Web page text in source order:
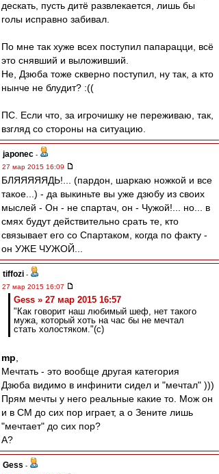
дескать, пусть дитё развлекается, лишь бы
голы исправно забивал.
По мне так хуже всех поступил папарацци, всё
это снявший и выложивший.
Не, Дзюба тоже скверно поступил, ну так, а кто
нынче не блудит? :((
ПС. Если что, за игрочишку не переживаю, так,
взгляд со стороны на ситуацию.
japonec -
27 мар 2015 16:09
БЛЯЯЯЯЯДЬ!... (пардон, шаркаю ножкой и все
такое...) - да выкиньте вы уже дзюбу из своих
мыслей - Он - не спартач, он - Чужой!... но... в
смях будут действительно срать те, кто
связывает его со Спартаком, когда по факту -
он УЖЕ ЧУЖОЙ...
tiffozi -
27 мар 2015 16:07
Gess » 27 мар 2015 16:57
"Как говорит наш любимый шеф, нет такого
мужа, который хоть на час бы не мечтал
стать холостяком."(с)
mp
Мечтать - это вообще другая категория
Дзюба видимо в инфинити сидел и "мечтал" )))
Прям мечты у него реальные какие то. Мож он
и в СМ до сих пор играет, а о Зените лишь
"мечтает" до сих пор?
А?
Gess -